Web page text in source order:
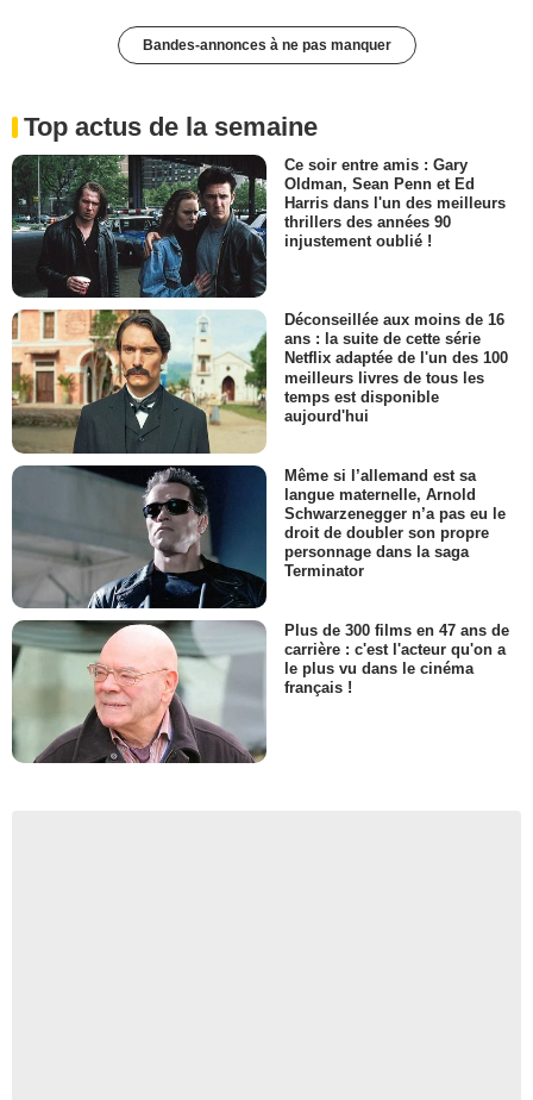
Bandes-annonces à ne pas manquer
Top actus de la semaine
Ce soir entre amis : Gary
Oldman, Sean Penn et Ed
Harris dans l'un des meilleurs
thrillers des années 90
injustement oublié !
Déconseillée aux moins de 16
ans : la suite de cette série
Netflix adaptée de l'un des 100
meilleurs livres de tous les
temps est disponible
aujourd'hui
Même si l’allemand est sa
langue maternelle, Arnold
Schwarzenegger n’a pas eu le
droit de doubler son propre
personnage dans la saga
Terminator
Plus de 300 films en 47 ans de
carrière : c'est l'acteur qu'on a
le plus vu dans le cinéma
français !